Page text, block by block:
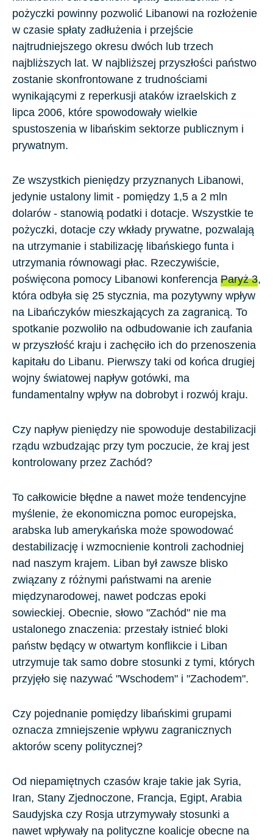
pożyczki powinny pozwolić Libanowi na rozłożenie
w czasie spłaty zadłużenia i przejście
najtrudniejszego okresu dwóch lub trzech
najbliższych lat. W najbliższej przyszłości państwo
zostanie skonfrontowane z trudnościami
wynikającymi z reperkusji ataków izraelskich z
lipca 2006, które spowodowały wielkie
spustoszenia w libańskim sektorze publicznym i
prywatnym.
Ze wszystkich pieniędzy przyznanych Libanowi,
jedynie ustalony limit - pomiędzy 1,5 a 2 mln
dolarów - stanowią podatki i dotacje. Wszystkie te
pożyczki, dotacje czy wkłady prywatne, pozwalają
na utrzymanie i stabilizację libańskiego funta i
utrzymania równowagi płac. Rzeczywiście,
poświęcona pomocy Libanowi konferencja Paryż 3,
która odbyła się 25 stycznia, ma pozytywny wpływ
na Libańczyków mieszkających za zagranicą. To
spotkanie pozwoliło na odbudowanie ich zaufania
w przyszłość kraju i zachęciło ich do przenoszenia
kapitału do Libanu. Pierwszy taki od końca drugiej
wojny światowej napływ gotówki, ma
fundamentalny wpływ na dobrobyt i rozwój kraju.
Czy napływ pieniędzy nie spowoduje destabilizacji
rządu wzbudzając przy tym poczucie, że kraj jest
kontrolowany przez Zachód?
To całkowicie błędne a nawet może tendencyjne
myślenie, że ekonomiczna pomoc europejska,
arabska lub amerykańska może spowodować
destabilizację i wzmocnienie kontroli zachodniej
nad naszym krajem. Liban był zawsze blisko
związany z różnymi państwami na arenie
międzynarodowej, nawet podczas epoki
sowieckiej. Obecnie, słowo "Zachód" nie ma
ustalonego znaczenia: przestały istnieć bloki
państw będący w otwartym konflikcie i Liban
utrzymuje tak samo dobre stosunki z tymi, których
przyjęło się nazywać "Wschodem" i "Zachodem".
Czy pojednanie pomiędzy libańskimi grupami
oznacza zmniejszenie wpływu zagranicznych
aktorów sceny politycznej?
Od niepamiętnych czasów kraje takie jak Syria,
Iran, Stany Zjednoczone, Francja, Egipt, Arabia
Saudyjska czy Rosja utrzymywały stosunki a
nawet wpływały na polityczne koalicje obecne na